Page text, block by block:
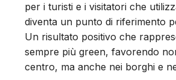
per i turisti e i visitatori che
diventa un punto di riferimento
Un risultato positivo che
sempre più green, favorendo
centro, ma anche nei borghi e